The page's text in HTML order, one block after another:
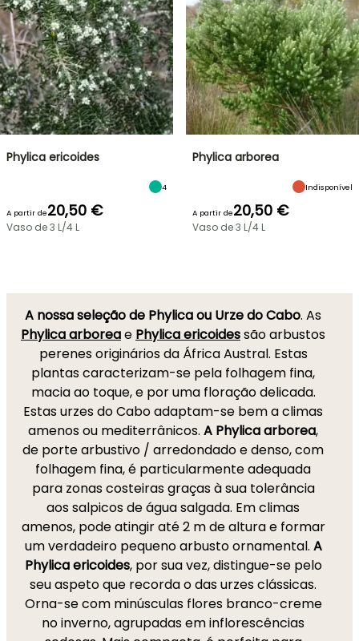
Phylica ericoides
4
A partir de20,50 €
Vaso de 3 L/4 L
Phylica arborea
Indisponível
A partir de20,50 €
Vaso de 3 L/4 L
A nossa seleção de Phylica ou Urze do Cabo. As
Phylica arboreae Phylica ericoidessão arbustos
perenes originários da África Austral. Estas
plantas caracterizam-se pela folhagem fina,
macia ao toque, e por uma floração delicada.
Estas urzes do Cabo adaptam-se bem a climas
amenos ou mediterrânicos. A Phylica arborea,
de porte arbustivo / arredondado e denso, com
folhagem fina, é particularmente adequada
para zonas costeiras graças à sua tolerância
aos salpicos de água salgada. Em climas
amenos, pode atingir até 2 m de altura e formar
um verdadeiro pequeno arbusto ornamental. A
Phylica ericoides, por sua vez, distingue-se pelo
seu aspeto que recorda o das urzes clássicas.
Orna-se com minúsculas flores branco-creme
no inverno, agrupadas em inflorescências